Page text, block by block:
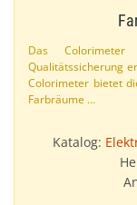
Das
Qualitätssicherung
Colorimeter bietet
Farbräume …
Katalog: